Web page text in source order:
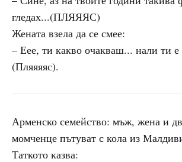
гледах...(ПЛЯЯЯС)
Жената взела да се смее:
– Еее, ти какво очакваш... нали ти е
(Пляяяяс).
Арменско семейство: мъж, жена и
момченце пътуват с кола из
Таткото казва: